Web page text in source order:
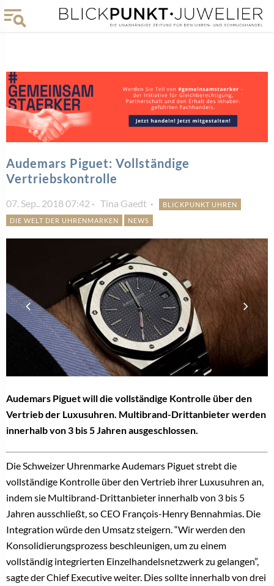
Audemars Piguet: Vollständige
Vertriebskontrolle
07. Sep.. 2018 07:42 Tina Gaedt
BLICKPUNKT UHREN
DIE WELT DER UHRENMARKEN
NEWS
Audemars Piguet will die vollständige Kontrolle über den
Vertrieb der Luxusuhren. Multibrand-Drittanbieter werden
innerhalb von 3 bis 5 Jahren ausgeschlossen.
Die Schweizer Uhrenmarke Audemars Piguet strebt die
vollständige Kontrolle über den Vertrieb ihrer Luxusuhren an,
indem sie Multibrand-Drittanbieter innerhalb von 3 bis 5
Jahren ausschließt, so CEO François-Henry Bennahmias. Die
Integration würde den Umsatz steigern. “Wir werden den
Konsolidierungsprozess beschleunigen, um zu einem
vollständig integrierten Einzelhandelsnetzwerk zu gelangen”,
sagte der Chief Executive weiter. Dies sollte innerhalb von drei